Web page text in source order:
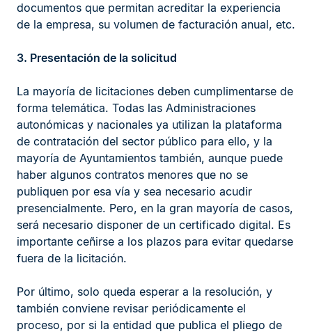
documentos que permitan acreditar la experiencia
de la empresa, su volumen de facturación anual, etc.
3. Presentación de la solicitud
La mayoría de licitaciones deben cumplimentarse de
forma telemática. Todas las Administraciones
autonómicas y nacionales ya utilizan la plataforma
de contratación del sector público para ello, y la
mayoría de Ayuntamientos también, aunque puede
haber algunos contratos menores que no se
publiquen por esa vía y sea necesario acudir
presencialmente. Pero, en la gran mayoría de casos,
será necesario disponer de un certificado digital. Es
importante ceñirse a los plazos para evitar quedarse
fuera de la licitación.
Por último, solo queda esperar a la resolución, y
también conviene revisar periódicamente el
proceso, por si la entidad que publica el pliego de